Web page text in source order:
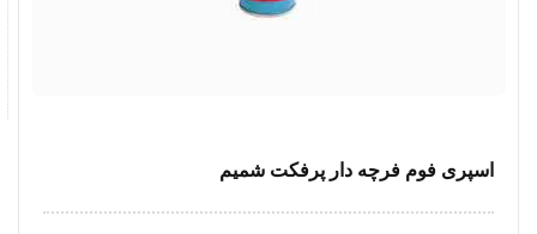
اسپری فوم فرچه دار پرفکت شمیم